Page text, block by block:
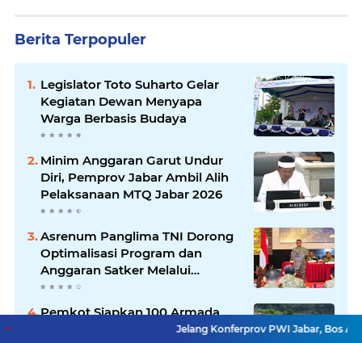
Berita Terpopuler
Legislator Toto Suharto Gelar
Kegiatan Dewan Menyapa
Warga Berbasis Budaya
Minim Anggaran Garut Undur
Diri, Pemprov Jabar Ambil Alih
Pelaksanaan MTQ Jabar 2026
Asrenum Panglima TNI Dorong
Optimalisasi Program dan
Anggaran Satker Melalui
Evaluasi Kinerja
Pemkot Siapkan 100 Armada
Pengangkut Sampah Bila TPPAS
Jelang Konferprov PWI Jabar, Bos Ayo Media